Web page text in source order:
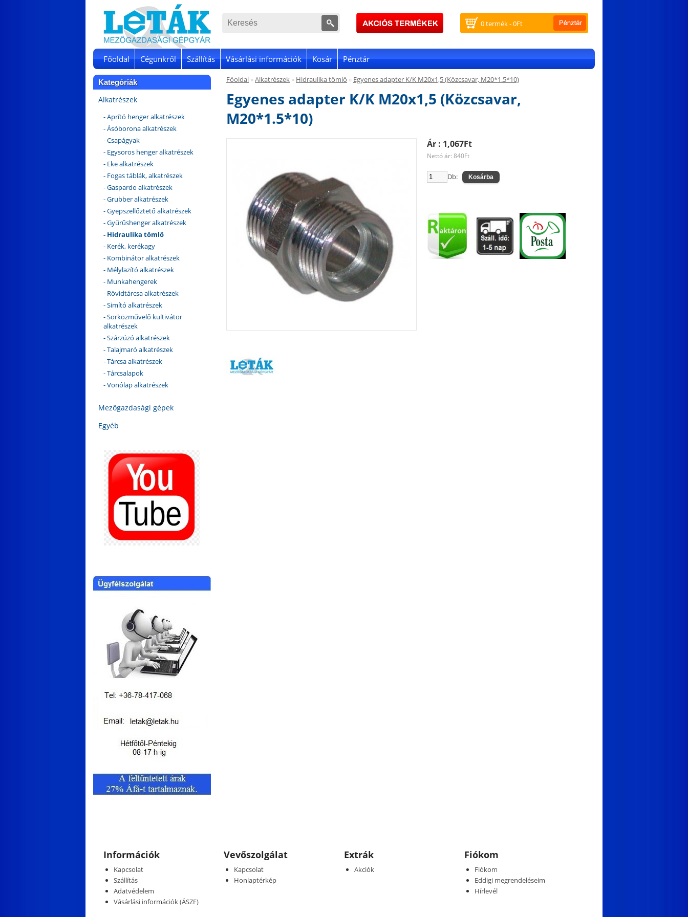
0 termék - 0Ft
Főoldal Cégünkről Szállítás Vásárlási információk Kosár Pénztár
Kategóriák
Alkatrészek
- Aprító henger alkatrészek
- Ásóborona alkatrészek
- Csapágyak
- Egysoros henger alkatrészek
- Eke alkatrészek
- Fogas táblák, alkatrészek
- Gaspardo alkatrészek
- Grubber alkatrészek
- Gyepszellőztető alkatrészek
- Gyűrűshenger alkatrészek
- Hidraulika tömlő
- Kerék, kerékagy
- Kombinátor alkatrészek
- Mélylazító alkatrészek
- Munkahengerek
- Rövidtárcsa alkatrészek
- Simító alkatrészek
- Sorközművelő kultivátor
alkatrészek
- Szárzúzó alkatrészek
- Talajmaró alkatrészek
- Tárcsa alkatrészek
- Tárcsalapok
- Vonólap alkatrészek
Mezőgazdasági gépek
Egyéb
Főoldal »Alkatrészek » Hidraulika tömlő » Egyenes adapter K/K M20x1,5 (Közcsavar, M20*1.5*10)
Egyenes adapter K/K M20x1,5 (Közcsavar,
M20*1.5*10)
Ár : 1,067Ft
Nettó ár: 840Ft
Db:
Információk
Kapcsolat
Szállítás
Adatvédelem
Vásárlási információk (ÁSZF)
Vevőszolgálat
Kapcsolat
Honlaptérkép
Extrák
Akciók
Fiókom
Fiókom
Eddigi megrendeléseim
Hírlevél